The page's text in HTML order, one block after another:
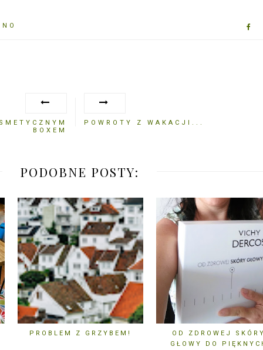
BOXEM
POWROTY Z WAKACJI...
PODOBNE POSTY:
PROBLEM Z GRZYBEM!
OD ZDROWEJ SKÓRY
GŁOWY DO